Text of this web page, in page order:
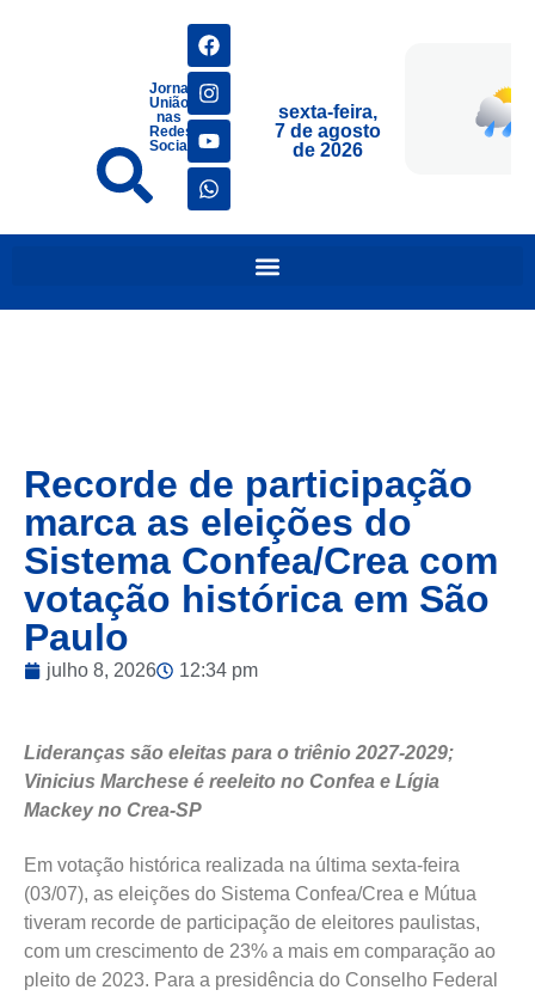
Jornais
União
nas
Redes
Sociais
sexta-feira,
7 de agosto
de 2026
Recorde de participação
marca as eleições do
Sistema Confea/Crea com
votação histórica em São
Paulo
julho 8, 2026 12:34 pm
Lideranças são eleitas para o triênio 2027-2029;
Vinicius Marchese é reeleito no Confea e Lígia
Mackey no Crea-SP
Em votação histórica realizada na última sexta-feira
(03/07), as eleições do Sistema Confea/Crea e Mútua
tiveram recorde de participação de eleitores paulistas,
com um crescimento de 23% a mais em comparação ao
pleito de 2023. Para a presidência do Conselho Federal